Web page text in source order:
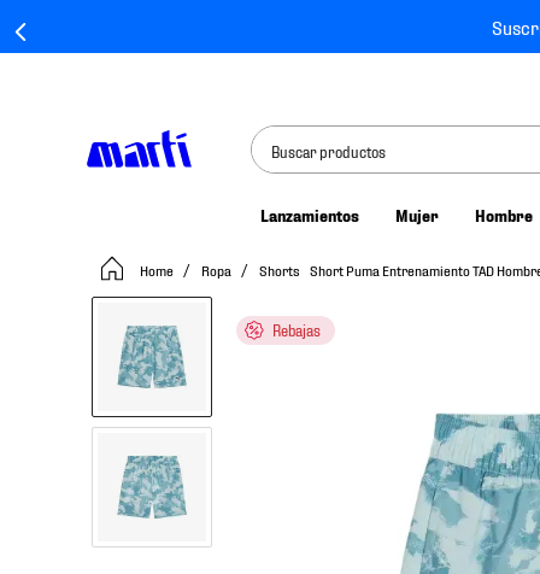
Buscar productos
Lanzamientos Mujer Hombre
Ropa Shorts Short Puma Entrenamiento TAD
Rebajas
tenis mujer
tenis hombre